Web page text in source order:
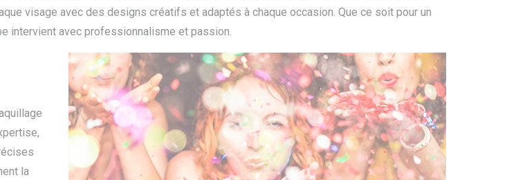
visage avec des designs créatifs et adaptés à chaque occasion. Que ce soit pour un
intervient avec professionnalisme et passion.
la